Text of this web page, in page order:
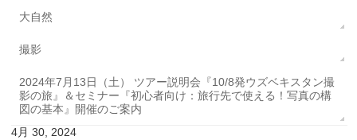
大自然
撮影
2024年7月13日（土） ツアー説明会『10/8発ウズベキスタン撮
影の旅』＆セミナー『初心者向け：旅行先で使える！写真の構
図の基本』開催のご案内
4月 30, 2024